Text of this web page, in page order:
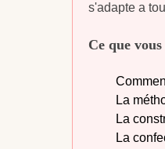
s'adapte a
Ce que
La
La
La